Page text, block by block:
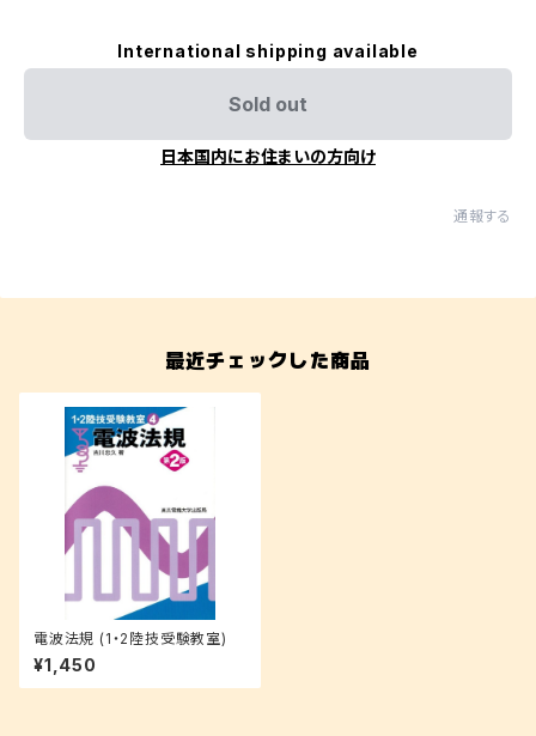
International shipping available
Sold out
日本国内にお住まいの方向け
通報する
最近チェックした商品
電波法規 (1・2陸技受験教室)
¥1,450